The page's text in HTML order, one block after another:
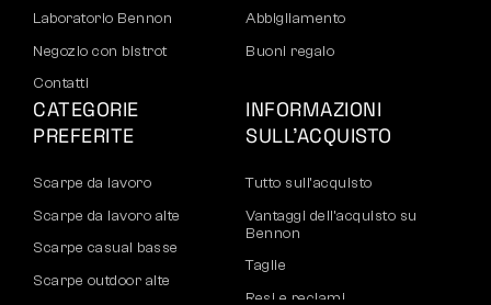
Laboratorio Bennon
Negozio con bistrot
Contatti
Abbigliamento
Buoni regalo
CATEGORIE
PREFERITE
Scarpe da lavoro
Scarpe da lavoro alte
Scarpe casual basse
Scarpe outdoor alte
INFORMAZIONI
SULL’ACQUISTO
Tutto sull’acquisto
Vantaggi dell’acquisto su
Bennon
Taglie
Resi e reclami